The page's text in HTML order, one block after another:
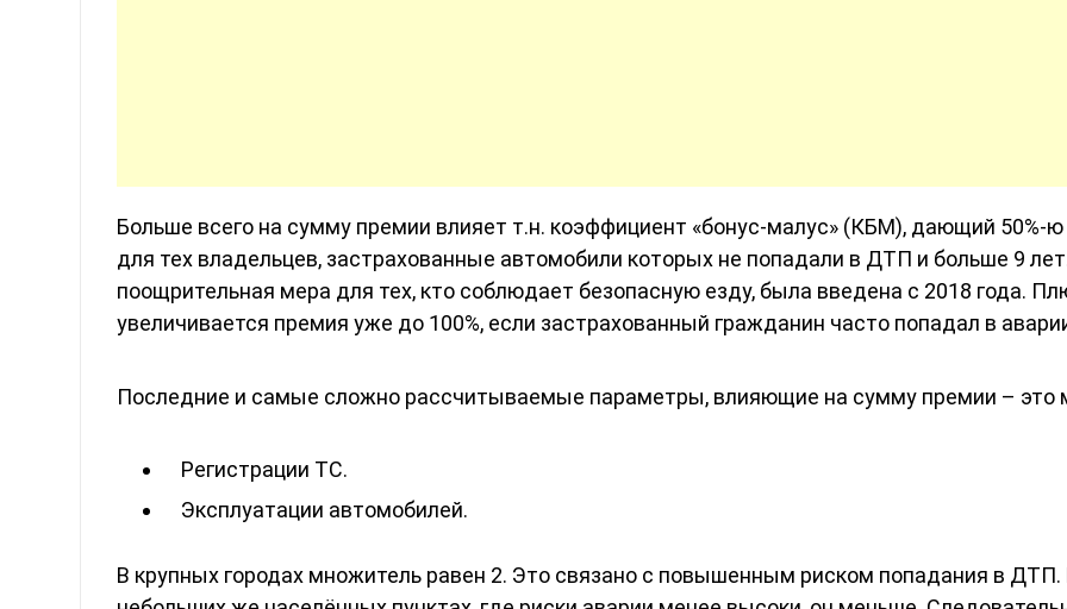
Больше всего на сумму премии влияет т.н. коэффициент «бонус-малус» (КБМ), дающий 50%-ю
для тех владельцев, застрахованные автомобили которых не попадали в ДТП и больше 9
поощрительная мера для тех, кто соблюдает безопасную езду, была введена с 2018 года.
увеличивается премия уже до 100%, если застрахованный гражданин часто попадал в
Последние и самые сложно рассчитываемые параметры, влияющие на сумму премии – это
Регистрации ТС.
Эксплуатации автомобилей.
В крупных городах множитель равен 2. Это связано с повышенным риском попадания в ДТП.